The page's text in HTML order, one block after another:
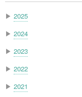
▶ 2025
▶ 2024
▶ 2023
▶ 2022
▶ 2021